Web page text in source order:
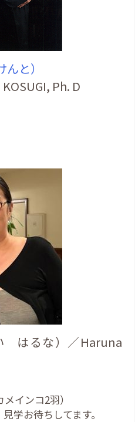
と）
Ph. D
はるな）／Haruna
インコ2羽）
学お待ちしてます。